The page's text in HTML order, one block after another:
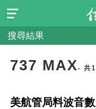
搜尋結果
737 MAX- 共
美航管局料波音